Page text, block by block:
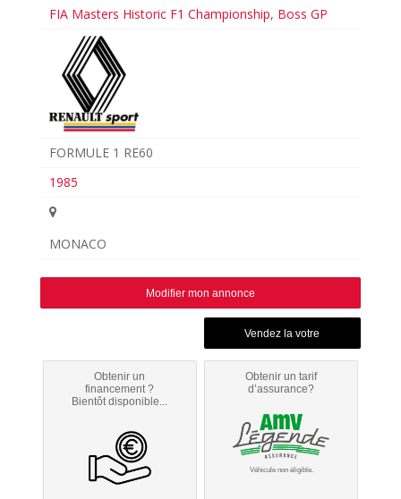
FIA Masters Historic F1 Championship, Boss GP
FORMULE 1 RE60
1985
MONACO
Modifier mon annonce
Obtenir un
financement ?
Bientôt disponible...
Obtenir un tarif
d’assurance?
Véhicule non éligible.